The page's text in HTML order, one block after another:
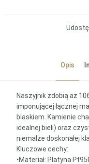
Opis
Naszyjnik zdobią aż
imponującej łącznej
blaskiem. Kamienie
idealnej bieli) oraz
niemalże doskonałej
Kluczowe cechy:
•Materiał: Platyna